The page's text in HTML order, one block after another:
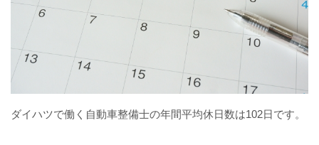
ダイハツで働く自動車整備士の年間平均休日数は102日です。